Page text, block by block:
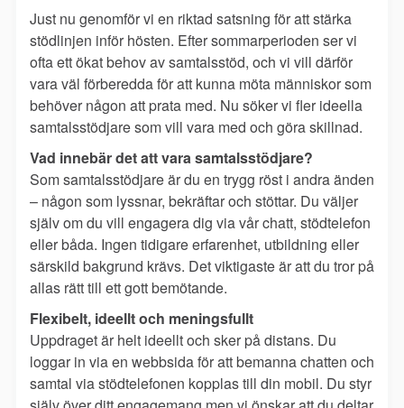
Just nu genomför vi en riktad satsning för att stärka
stödlinjen inför hösten. Efter sommarperioden ser vi
ofta ett ökat behov av samtalsstöd, och vi vill därför
vara väl förberedda för att kunna möta människor som
behöver någon att prata med. Nu söker vi fler ideella
samtalsstödjare som vill vara med och göra skillnad.
Vad innebär det att vara samtalsstödjare?
Som samtalsstödjare är du en trygg röst i andra änden
– någon som lyssnar, bekräftar och stöttar. Du väljer
själv om du vill engagera dig via vår chatt, stödtelefon
eller båda. Ingen tidigare erfarenhet, utbildning eller
särskild bakgrund krävs. Det viktigaste är att du tror på
allas rätt till ett gott bemötande.
Flexibelt, ideellt och meningsfullt
Uppdraget är helt ideellt och sker på distans. Du
loggar in via en webbsida för att bemanna chatten och
samtal via stödtelefonen kopplas till din mobil. Du styr